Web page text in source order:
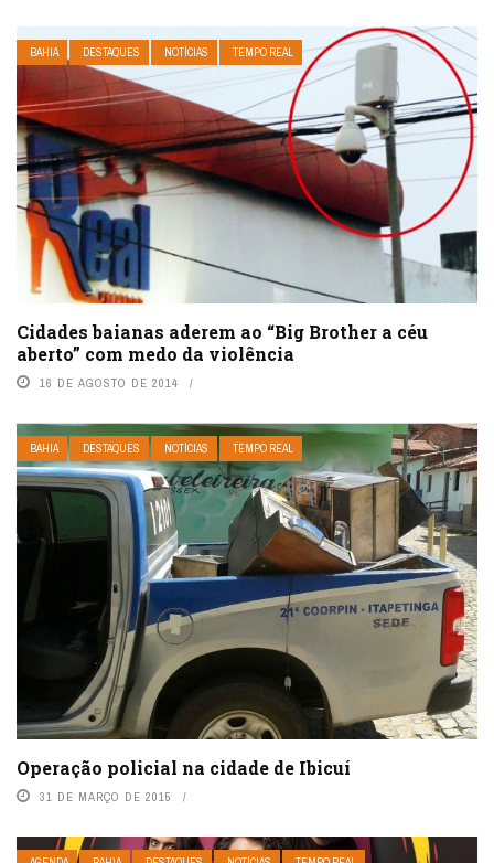
BAHIA DESTAQUES NOTÍCIAS TEMPO REAL
Cidades baianas aderem ao “Big Brother a céu
aberto” com medo da violência
16 DE AGOSTO DE 2014
BAHIA DESTAQUES NOTÍCIAS TEMPO REAL
Operação policial na cidade de Ibicuí
31 DE MARÇO DE 2015